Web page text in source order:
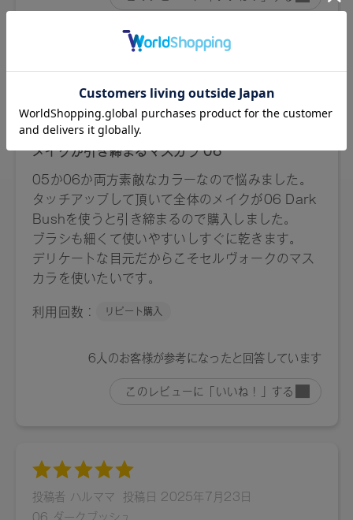
舗にお問い合わせください。
※発売日は予告なく変更する可能性がございます。予めご了
商品によっては、お届けまで１～２週間かかる場合がござい
ますので予めご了承ください。
合がございます。
●パッケージのリニューアル等の理由により、成分・処方が記
載と異なる場合がございます。
●予告なくパッケージ仕様が変更になる場合がございます。